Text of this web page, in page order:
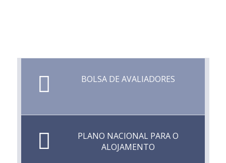
BOLSA DE AVALIADORES
PLANO NACIONAL PARA O
ALOJAMENTO